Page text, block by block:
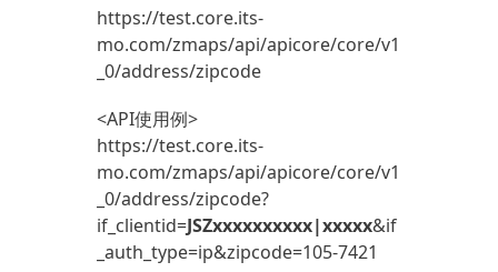
https://test.core.its-
mo.com/zmaps/api/apicore/core/v1
_0/address/zipcode
<API使用例>
https://test.core.its-
mo.com/zmaps/api/apicore/core/v1
_0/address/zipcode?
if_clientid=JSZxxxxxxxxxx|xxxxx&if
_auth_type=ip&zipcode=105-7421